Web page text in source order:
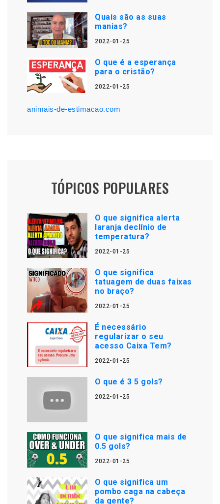
Quais são as suas
manias?
2022-01-25
O que é a esperança
para o cristão?
2022-01-25
animais-de-estimacao.com
TÓPICOS POPULARES
O que significa alerta
laranja declínio de
temperatura?
2022-01-25
O que significa
tatuagem de duas faixas
no braço?
2022-01-25
É necessário
regularizar o seu
acesso Caixa Tem?
2022-01-25
O que é 3 5 gols?
2022-01-25
O que significa mais de
0.5 gols?
2022-01-25
O que significa um
pombo caga na cabeça
da gente?